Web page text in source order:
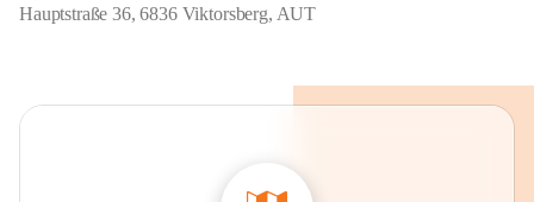
Hauptstraße 36, 6836 Viktorsberg, AUT